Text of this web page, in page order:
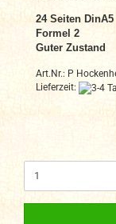
24 Seiten DinA5
Formel 2
Guter Zustand
Art.Nr.: P
Lieferzeit: